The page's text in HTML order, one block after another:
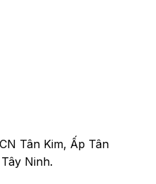
Tân Kim, Ấp Tân
Ninh.